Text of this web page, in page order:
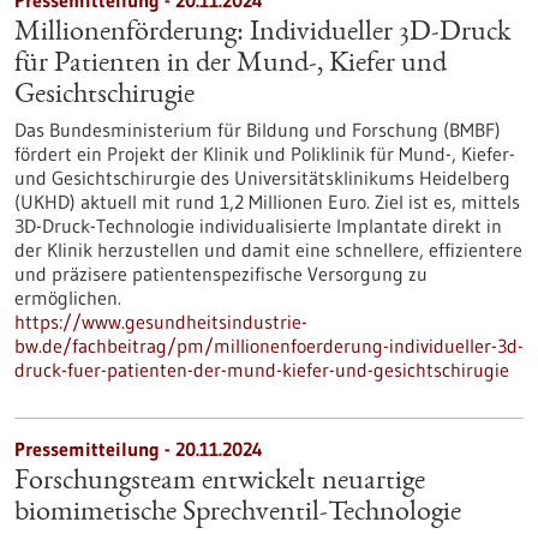
Millionenförderung: Individueller 3D-Druck
für Patienten in der Mund-, Kiefer und
Gesichtschirugie
Das Bundesministerium für Bildung und Forschung (BMBF)
fördert ein Projekt der Klinik und Poliklinik für Mund-, Kiefer-
und Gesichtschirurgie des Universitätsklinikums Heidelberg
(UKHD) aktuell mit rund 1,2 Millionen Euro. Ziel ist es, mittels
3D-Druck-Technologie individualisierte Implantate direkt in
der Klinik herzustellen und damit eine schnellere, effizientere
und präzisere patientenspezifische Versorgung zu
ermöglichen.
https://www.gesundheitsindustrie-
bw.de/fachbeitrag/pm/millionenfoerderung-individueller-3d-
druck-fuer-patienten-der-mund-kiefer-und-gesichtschirugie
Pressemitteilung - 20.11.2024
Forschungsteam entwickelt neuartige
biomimetische Sprechventil-Technologie